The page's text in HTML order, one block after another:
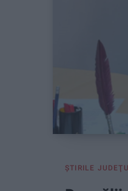
ŞTIRILE